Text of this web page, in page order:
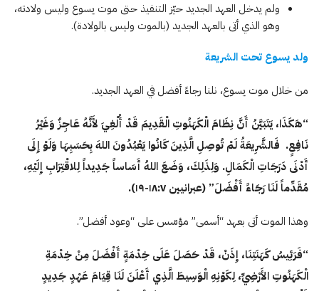
ولم يدخل العهد الجديد حيّز التنفيذ حتى موت يسوع وليس ولادته،
وهو الذي أتى بالعهد الجديد (بالموت وليس بالولادة).
ولد يسوع تحت الشريعة
من خلال موت يسوع، نلنا رجاءً أفضل في العهد الجديد.
“هَكَذَا، يَتَبَيَّنُ أَنَّ نِظَامَ الْكَهَنُوتِ الْقَدِيمَ قَدْ أُلْغِيَ لأَنَّهُ عَاجِزٌ وَغَيْرُ
نَافِعٍ. فَالشَّرِيعَةُ لَمْ تُوصِلِ الَّذِينَ كَانُوا يَعْبُدُونَ اللهَ بِحَسَبِهَا وَلَوْ إِلَى
أَدْنَى دَرَجَاتِ الْكَمَالِ. وَلِذَلِكَ، وَضَعَ اللهُ أَسَاساً جَدِيداً لِلاقْتِرَابِ إِلَيْهِ،
مُقَدِّماً لَنَا رَجَاءً أَفْضَلَ” (عبرانيين ١٨:۷-١٩).
وهذا الموت أتى بعهد “أسمى” مؤسّس على “وعود أفضل”.
“فَرَئِيسُ كَهَنَتِنَا، إِذَنْ، قَدْ حَصَلَ عَلَى خِدْمَةٍ أَفْضَلَ مِنْ خِدْمَةِ
الْكَهَنُوتِ الأَرْضِيِّ، لِكَوْنِهِ الْوَسِيطَ الَّذِي أَعْلَنَ لَنَا قِيَامَ عَهْدٍ جَدِيدٍ